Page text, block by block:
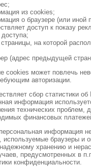
из cookies;
о браузере (или иной
доступ к показу
на которой
(адрес предыдущей
cookies может повлечь
авторизации.
сбор статистики об
информация
технических проблем,
финансовых
информация
используемые браузеры и
хранению и
предусмотренных в
конфиденциальности.